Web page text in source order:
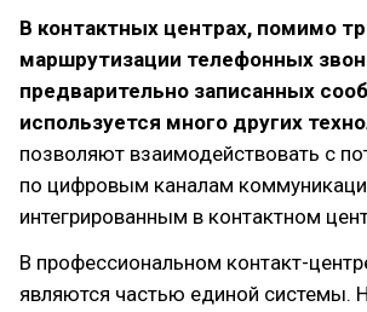
В контактных центрах, помимо
маршрутизации телефонных
предварительно записанных
используется много других
позволяют взаимодействовать с
по цифровым каналам
интегрированным в контактном
В профессиональном контакт-
являются частью единой системы.